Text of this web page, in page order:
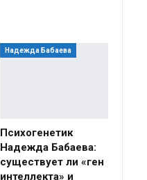
Надежда Бабаева
Психогенетик
Надежда Бабаева:
существует ли «ген
интеллекта» и